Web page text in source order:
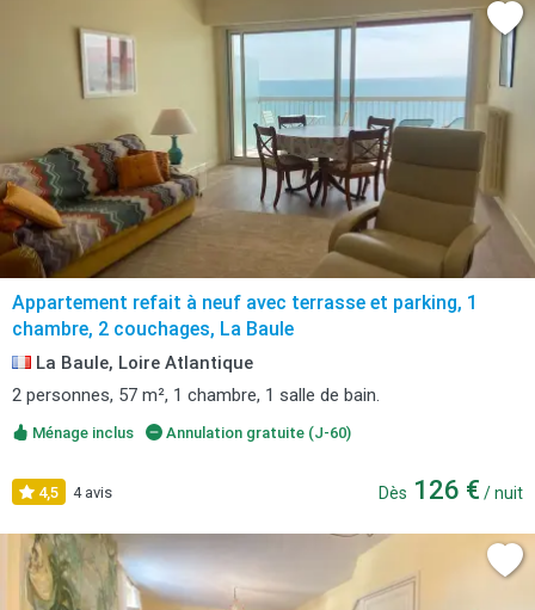
Appartement refait à neuf avec terrasse et parking, 1
chambre, 2 couchages, La Baule
La Baule, Loire Atlantique
2 personnes, 57 m², 1 chambre, 1 salle de bain.
Ménage inclus Annulation gratuite (J-60)
4,5 4 avis Dès 126 € / nuit